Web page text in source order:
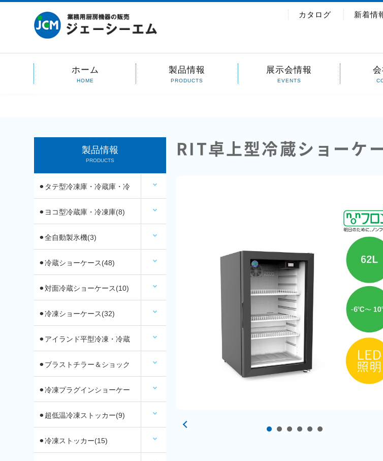
カタログ 新着情
ホーム
HOME
製品情報
PRODUCTS
展示会情報
EVENTS
RIT卓上型冷蔵ショーケ
製品情報
PRODUCTS
⚫︎タテ型冷凍庫・冷蔵庫・冷
凍冷蔵庫(14)
⚫︎ヨコ型冷蔵庫・冷凍庫(8)
⚫︎全自動製氷機(3)
⚫︎冷蔵ショーケース(48)
⚫︎対面冷蔵ショーケース(10)
⚫︎冷凍ショーケース(32)
⚫︎アイランド平型冷凍・冷蔵
ショーケース(12)
⚫︎ブラストチラー＆ショック
フリーザー(2)
⚫︎冷凍プラグインショーケー
ス
⚫︎超低温冷凍ストッカー(9)
⚫︎冷凍ストッカー(15)